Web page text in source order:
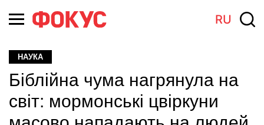
RU
НАУКА
Біблійна чума нагрянула на
світ: мормонські цвіркуни